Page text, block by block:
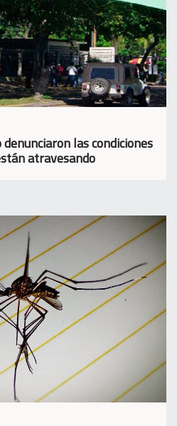
las condiciones
atravesando